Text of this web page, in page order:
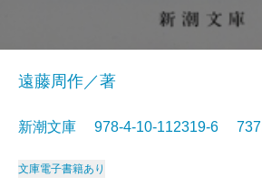
遠藤周作／著
新潮文庫 978-4-10-112319-6
文庫電子書籍あり